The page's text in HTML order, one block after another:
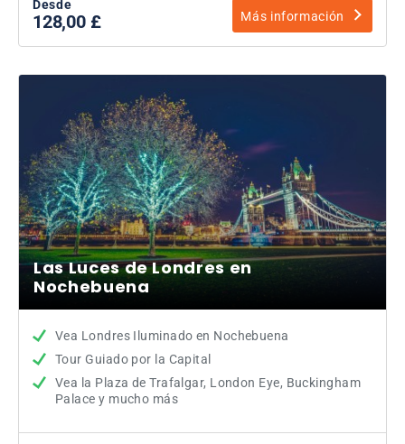
Desde
128,00 £ Más información
Las Luces de Londres en
Nochebuena
Vea Londres Iluminado en Nochebuena
Tour Guiado por la Capital
Vea la Plaza de Trafalgar, London Eye, Buckingham
Palace y mucho más